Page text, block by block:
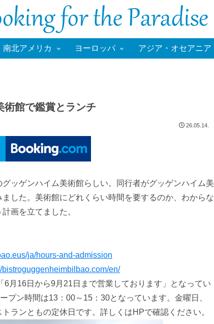
南北アメリカ ヨーロッパ アジア・オセアニア
術館で鑑賞とランチ
26.05.14.
ッゲンハイム美術館らしい。同行者がグッゲンハイム美
した。美術館にどれくらい時間を要するのか、わからな
画を立てました。
ja/hours-and-admission
bistroguggenheimbilbao.com/en/
月16日から9月21日まで営業しております」となってい
プン時間は13：00～15：30となっています。金曜日、
ランともの定休日です。詳しくはHPで確認ください。